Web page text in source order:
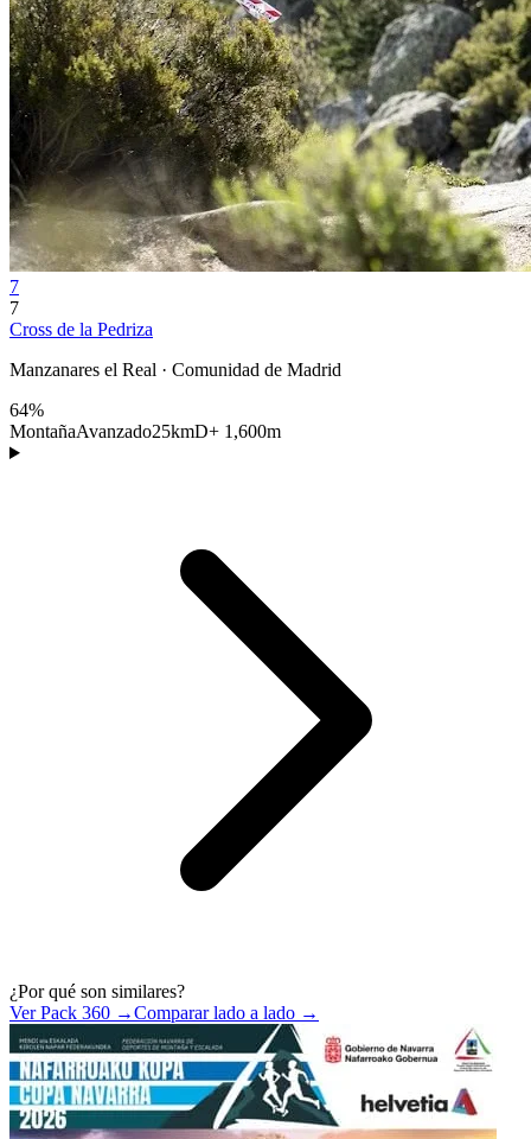
7
7
Cross de la Pedriza
Manzanares el Real · Comunidad de Madrid
64%
MontañaAvanzado25kmD+ 1,600m
¿Por qué son similares?
Ver Pack 360 →Comparar lado a lado →